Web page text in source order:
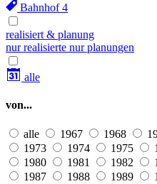
Bahnhof4
realisiert & planung
nur realisierte nur planungen
alle
von...
alle 1967 1968
1973
1974 1975
1980
1981 1982
1987
1988 1989